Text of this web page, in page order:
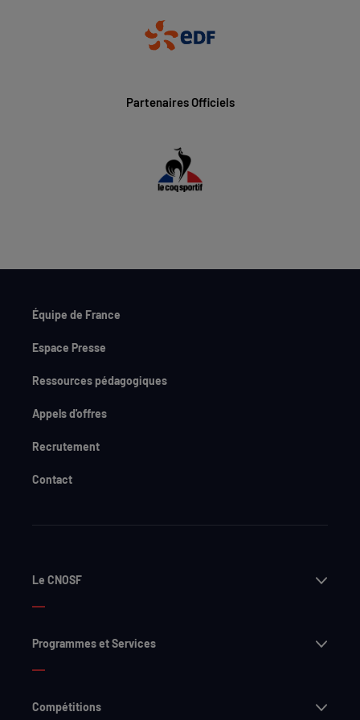
Partenaires Officiels
Équipe de France
Espace Presse
Ressources pédagogiques
Appels d'offres
Recrutement
Contact
Le CNOSF
Programmes et Services
Compétitions